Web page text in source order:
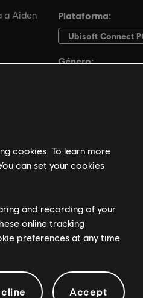
cookies. To learn more
can set your cookies
and recording of your
online tracking
preferences at any time
Accept